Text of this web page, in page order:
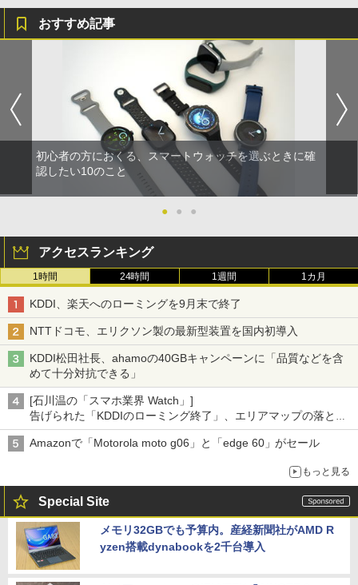
おすすめ記事
初心者の方におくる、スマートウォッチを選ぶときに確
認したい10のこと
● ● ●
アクセスランキング
1時間 24時間 1週間 1カ月
KDDI、楽天へのローミングを9月末で終了
NTTドコモ、エリクソン製の最新型装置を国内初導入
KDDI松田社長、ahamoの40GBキャンペーンに「品質などを含
めて十分対抗できる」
[石川温の「スマホ業界 Watch」]
告げられた「KDDIのローミング終了」、エリアマップの落とし
穴と楽天モバイルの課題
Amazonで「Motorola moto g06」と「edge 60」がセール
もっと見る
Special Site
メモリ32GBでも予算内。産経新聞社がAMD R
yzen搭載dynabookを2千台導入